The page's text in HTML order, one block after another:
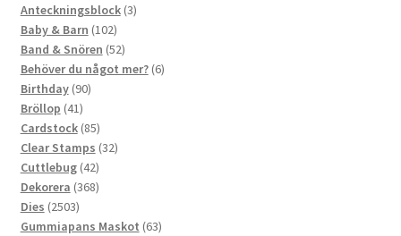
produkter
Anteckningsblock 33
Baby & Barn 102102
produkter
Band & Snören 5252
produkter
Behöver du något mer? 66
Birthday 9090
Bröllop 4141
produkter
Cardstock 8585
produkter
Clear Stamps 3232
Cuttlebug 4242
produkter
Dekorera 368368
Dies 25032503
produkter
Gummiapans Maskot 6363